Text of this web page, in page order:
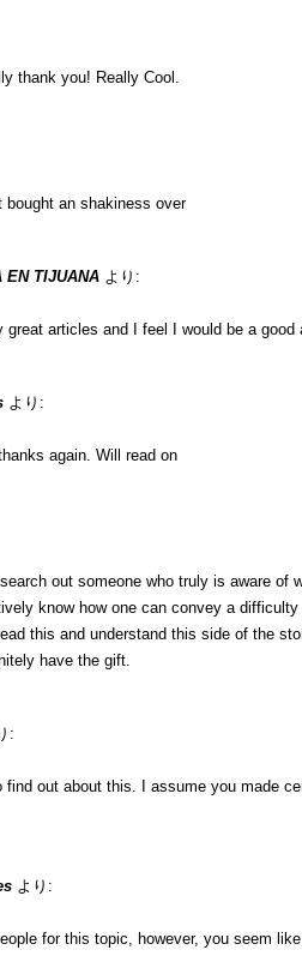
thank you! Really Cool.
an shakiness over
EN TIJUANA より:
great articles and I feel I would be a good
より:
again. Will read on
out someone who truly is aware of
know how one can convey a
this and understand this side of the
have the gift.
:
find out about this. I assume you made
より:
for this topic, however, you seem